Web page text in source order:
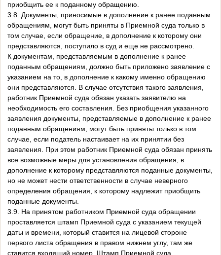
приобщить ее к поданному обращению.
3.8. Документы, приносимые в дополнение к ранее поданным
обращениям, могут быть приняты в Приемной суда только в
том случае, если обращение, в дополнение к которому они
представляются, поступило в суд и еще не рассмотрено.
К документам, представляемым в дополнение к ранее
поданным обращениям, должно быть приложено заявление с
указанием на то, в дополнение к какому именно обращению
они представляются. В случае отсутствия такого заявления,
работник Приемной суда обязан указать заявителю на
необходимость его составления. Без приобщения указанного
заявления документы, представляемые в дополнение к ранее
поданным обращениям, могут быть приняты только в том
случае, если податель настаивает на их принятии без
заявления. При этом работник Приемной суда обязан принять
все возможные меры для установления обращения, в
дополнение к которому представляются поданные документы,
но не может нести ответственности в случае неверного
определения обращения, к которому надлежит приобщить
поданные документы.
3.9. На принятом работником Приемной суда обращении
проставляется штамп Приемной суда с указанием текущей
даты и времени, который ставится на лицевой стороне
первого листа обращения в правом нижнем углу, там же
ставится входящий номер. Штамп Приемной суда,